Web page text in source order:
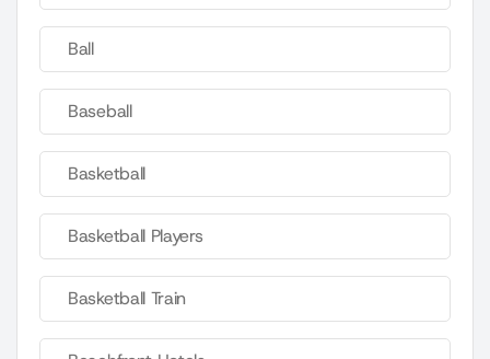
Ball
Baseball
Basketball
Basketball Players
Basketball Train